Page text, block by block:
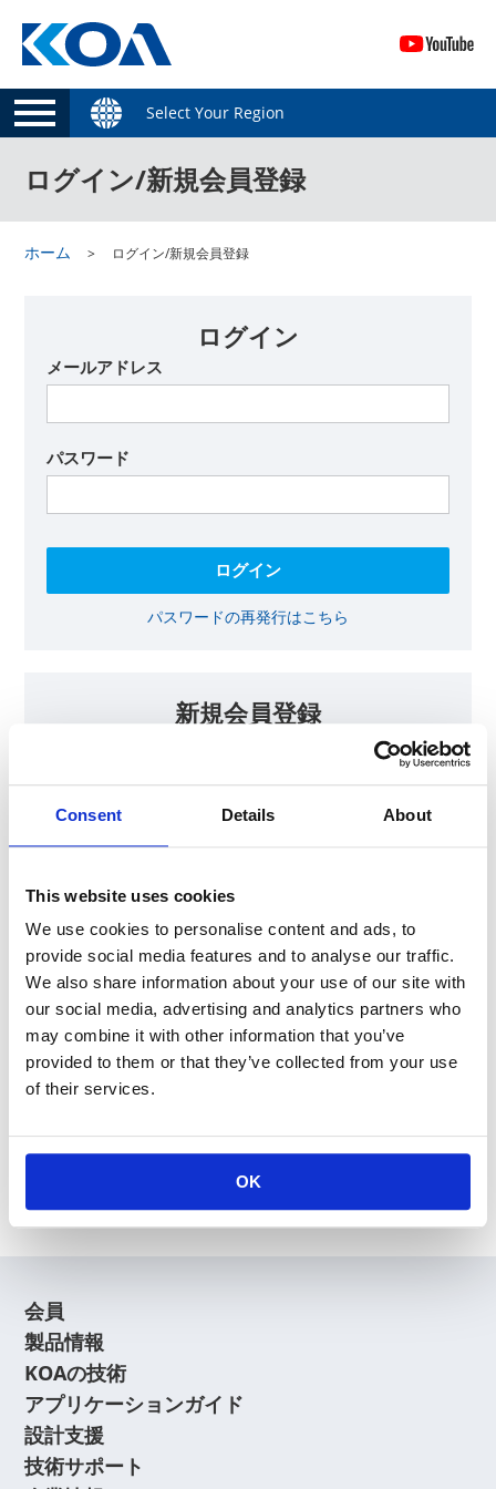
Consent Details About
This website uses cookies
We use cookies to personalise content and ads, to
provide social media features and to analyse our traffic.
We also share information about your use of our site with
our social media, advertising and analytics partners who
may combine it with other information that you’ve
provided to them or that they’ve collected from your use
of their services.
OK
Select Your Region
ログイン/新規会員登録
ホーム ログイン/新規会員登録
ログイン
メールアドレス
パスワード
パスワードの再発行はこちら
新規会員登録
KOAの会員ページでは、回路設計等に​お役立ていただける最新情報
をご提供しております。​会員登録いただいた方には、各種ご案内を
メールにてお届けいたします。
【会員限定コンテンツ】
抵抗器 温度分布シミュレータ
最新技術セミナー動画・資料
KOA Thermal Design Technology
会員登録に関するよくあるご質問はこちら
会員
製品情報
KOAの技術
アプリケーションガイド
設計支援
技術サポート